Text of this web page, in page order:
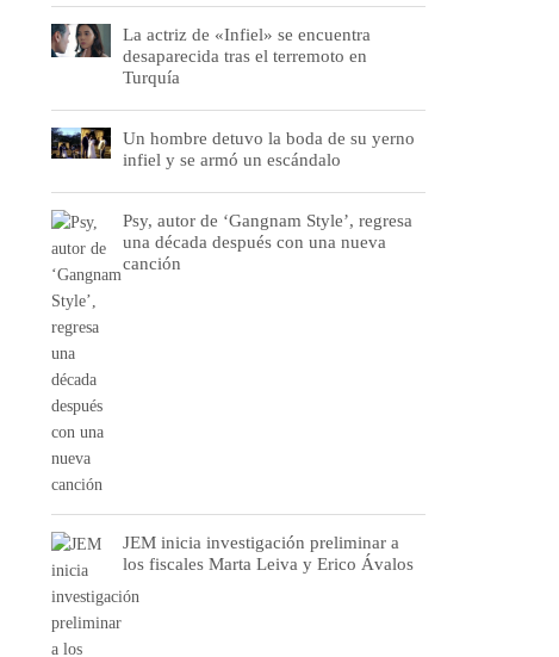
La actriz de «Infiel» se encuentra
desaparecida tras el terremoto en
Turquía
Un hombre detuvo la boda de su yerno
infiel y se armó un escándalo
Psy, autor de ‘Gangnam Style’, regresa
una década después con una nueva
canción
JEM inicia investigación preliminar a
los fiscales Marta Leiva y Erico Ávalos